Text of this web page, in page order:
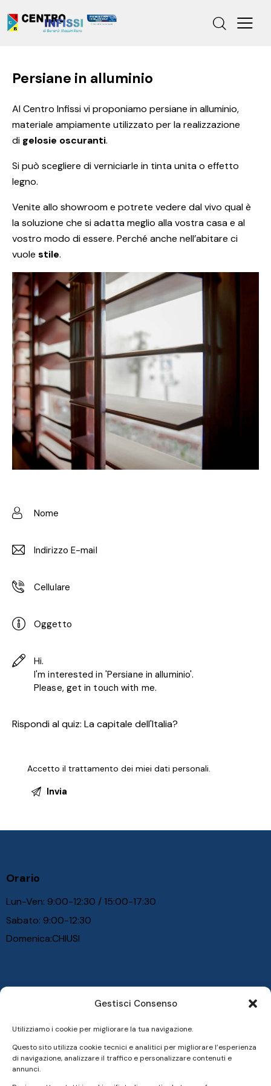
Gestisci Consenso
Utilizziamo i cookie per migliorare la tua navigazione.
Questo sito utilizza cookie tecnici e analitici per migliorare l’esperienza
di navigazione, analizzare il traffico e personalizzare contenuti e
annunci.
Persiane in alluminio
Al Centro Infissi vi proponiamo persiane in alluminio,
materiale ampiamente utilizzato per la realizzazione
di gelosie oscuranti.
Si può scegliere di verniciarle in tinta unita o effetto
legno.
Venite allo showroom e potrete vedere dal vivo qual è
la soluzione che si adatta meglio alla vostra casa e al
vostro modo di essere. Perché anche nell’abitare ci
vuole stile.
Rispondi al quiz: La capitale dell'Italia?
Accetto il trattamento dei mieidati personali.
Orario
Lun-Ven: 9:00-12:30 / 15:00-17:30
Sabato: 9:00-12:30
Domenica:CHIUSI
Centro Infissi Follonica